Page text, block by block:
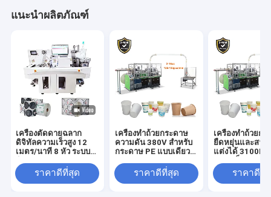
แนะนำผลิตภัณฑ์
เครื่องตัดดายฉลาก
ดิจิทัลความเร็วสูง 12
เมตร/นาที 8 หัว ระบบ
อเนกประสงค์สำหรับตัด
สติกเกอร์
ราคาดีที่สุด
เครื่องทําถ้วยกระดาษ
ความดัน 380V สําหรับ
กระดาษ PE แบบเดียว/
ราคาดีที่สุด
เครื่องทําถ้วยกร
ยืดหยุ่นและสาม
แต่งได้ 3100KG
/ นาทีราคาดีที่